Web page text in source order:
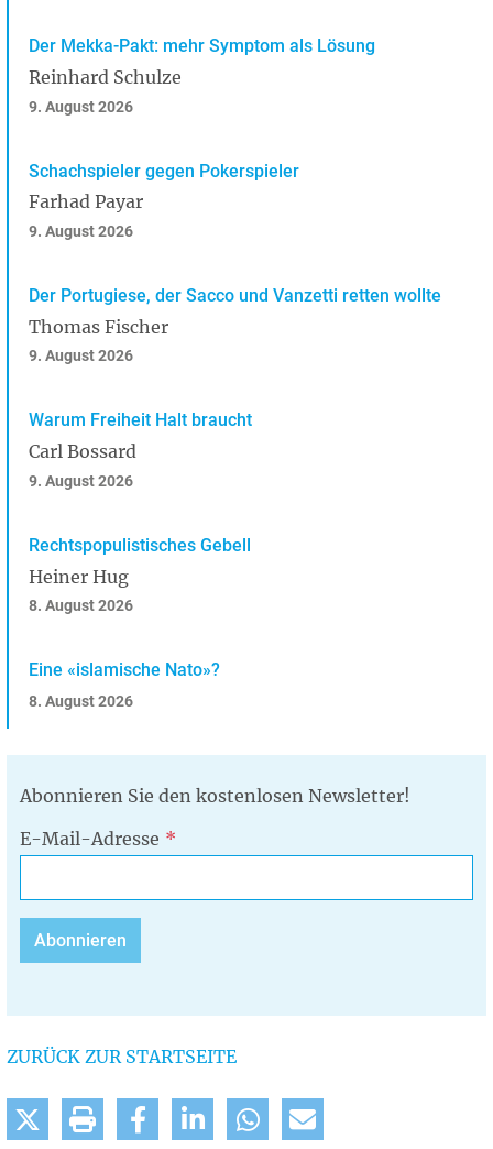
Der Mekka-Pakt: mehr Symptom als Lösung
Reinhard Schulze
9. August 2026
Schachspieler gegen Pokerspieler
Farhad Payar
9. August 2026
Der Portugiese, der Sacco und Vanzetti retten wollte
Thomas Fischer
9. August 2026
Warum Freiheit Halt braucht
Carl Bossard
9. August 2026
Rechtspopulistisches Gebell
Heiner Hug
8. August 2026
Eine «islamische Nato»?
8. August 2026
Abonnieren Sie den kostenlosen Newsletter!
E-Mail-Adresse
ZURÜCK ZUR STARTSEITE